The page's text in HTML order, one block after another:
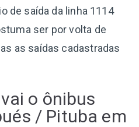
de saída da linha 1114
ser por volta de
as saídas cadastradas
o ônibus
/ Pituba em